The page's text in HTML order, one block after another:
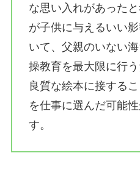
な思い入れがあった
が子供に与えるいい
いて、父親のいない
操教育を最大限に行
良質な絵本に接する
を仕事に選んだ可能
す。